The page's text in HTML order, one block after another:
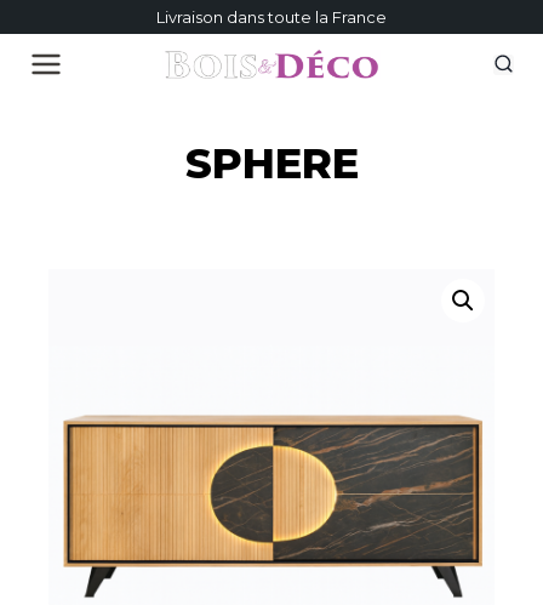
Livraison dans toute la France
SPHERE